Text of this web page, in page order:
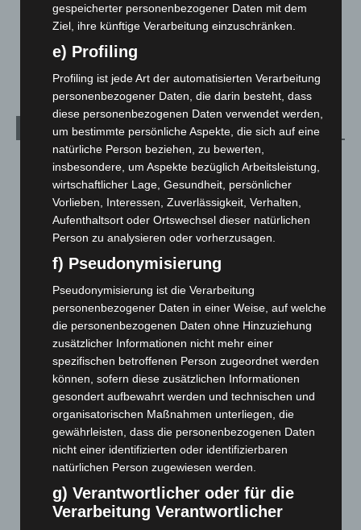
Über uns
Archiv
August 2026(12)
Juli 2026(73)
Juni 2026(139)
Mai 2026(99)
April 2026(99)
März 2026 (115)
Februar 2026(109)
Januar 2026(122)
Dezember 2025(103)
November 2025(114)
Oktober 2025(112)
September 2025(93)
August 2025(90)
Juni 2025 (103)
gespeicherter personenbezogener Daten mit dem
Ziel, ihre künftige Verarbeitung einzuschränken.
e) Profiling
Profiling ist jede Art der automatisierten Verarbeitung
personenbezogener Daten, die darin besteht, dass
diese personenbezogenen Daten verwendet werden,
um bestimmte persönliche Aspekte, die sich auf eine
natürliche Person beziehen, zu bewerten,
insbesondere, um Aspekte bezüglich Arbeitsleistung,
wirtschaftlicher Lage, Gesundheit, persönlicher
Vorlieben, Interessen, Zuverlässigkeit, Verhalten,
Aufenthaltsort oder Ortswechsel dieser natürlichen
Person zu analysieren oder vorherzusagen.
f) Pseudonymisierung
Pseudonymisierung ist die Verarbeitung
personenbezogener Daten in einer Weise, auf welche
die personenbezogenen Daten ohne Hinzuziehung
zusätzlicher Informationen nicht mehr einer
spezifischen betroffenen Person zugeordnet werden
können, sofern diese zusätzlichen Informationen
gesondert aufbewahrt werden und technischen und
organisatorischen Maßnahmen unterliegen, die
gewährleisten, dass die personenbezogenen Daten
nicht einer identifizierten oder identifizierbaren
natürlichen Person zugewiesen werden.
g) Verantwortlicher oder für die
Verarbeitung Verantwortlicher